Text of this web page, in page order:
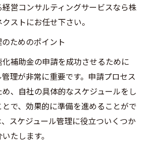
営コンサルティングサービスなら株
ストにお任せ下さい。
ためのポイント
補助金の申請を成功させるために
理が非常に重要です。申請プロセス
、自社の具体的なスケジュールをし
で、効果的に準備を進めることがで
スケジュール管理に役立ついくつか
たします。